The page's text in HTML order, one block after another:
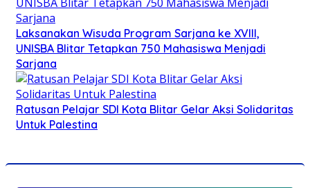
Laksanakan Wisuda Program Sarjana ke XVIII,
UNISBA Blitar Tetapkan 750 Mahasiswa Menjadi
Sarjana
Ratusan Pelajar SDI Kota Blitar Gelar Aksi Solidaritas
Untuk Palestina